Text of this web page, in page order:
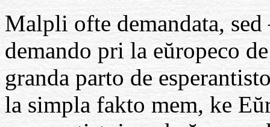
Malpli ofte demandata,
demando pri la eŭropeco
granda parto de
la simpla fakto mem, ke